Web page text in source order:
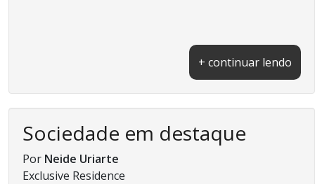
+ continuar lendo
Sociedade em destaque
Por Neide Uriarte
Exclusive Residence